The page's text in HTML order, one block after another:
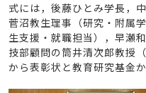
式には，後藤ひとみ学長，
菅沼教生理事（研究・附属
生支援・就職担当），早瀬
技部顧問の筒井清次郎教授
から表彰状と教育研究基金